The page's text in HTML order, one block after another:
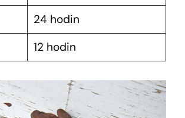
24 hodin
12 hodin